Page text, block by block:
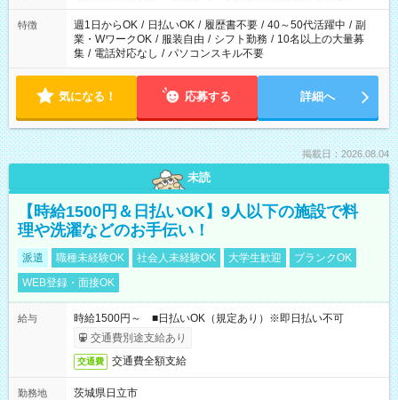
特徴 週1日からOK / 日払いOK / 履歴書不要 / 40～50代活躍中 / 副
業・WワークOK / 服装自由 / シフト勤務 / 10名以上の大量募
集 / 電話対応なし / パソコンスキル不要
気になる！ 応募する 詳細へ
掲載日：2026.08.04
未読
【時給1500円＆日払いOK】9人以下の施設で料
理や洗濯などのお手伝い！
派遣 職種未経験OK 社会人未経験OK 大学生歓迎
ブランクOK
WEB登録・面接OK
給与
時給1500円～ ■日払いOK（規定あり）※即日払い不可
交通費別途支給あり
交通費 交通費全額支給
勤務地
茨城県日立市